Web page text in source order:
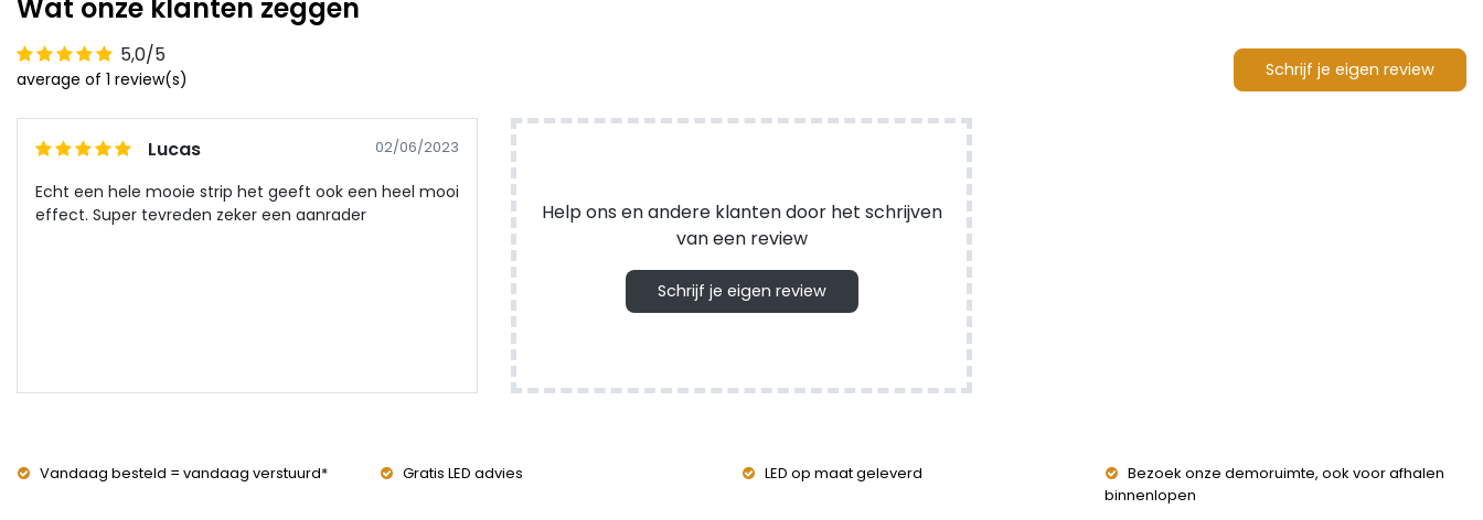
Wat onze klanten zeggen
5,0/5
average of 1 review(s) Schrijf je eigen review
Lucas 02/06/2023
Echt een hele mooie strip het geeft ook een heel mooi
effect. Super tevreden zeker een aanrader
Help ons en andere klanten door het schrijven
van een review
Schrijf je eigen review
Vandaag besteld = vandaag verstuurd* Gratis LED advies LED op maat geleverd
Bezoek onze demoruimte, ook voor afhalen
binnenlopen